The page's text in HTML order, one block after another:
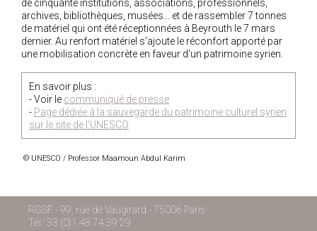
de cinquante institutions, associations, professionnels,
archives, bibliothèques, musées... et de rassembler 7 tonnes
de matériel qui ont été réceptionnées à Beyrouth le 7 mars
dernier. Au renfort matériel s'ajoute le réconfort apporté par
une mobilisation concrète en faveur d'un patrimoine syrien.
En savoir plus :
- Voir le communiqué de presse
- Page dédiée à la sauvegarde du patrimoine culturel syrien
sur le site de l'UNESCO
© UNESCO / Professor Maamoun Abdul Karim
RGSF - 99, rue de Vaugirard - 75006 Paris
Tél : 33 (0)1 48 74 39 29